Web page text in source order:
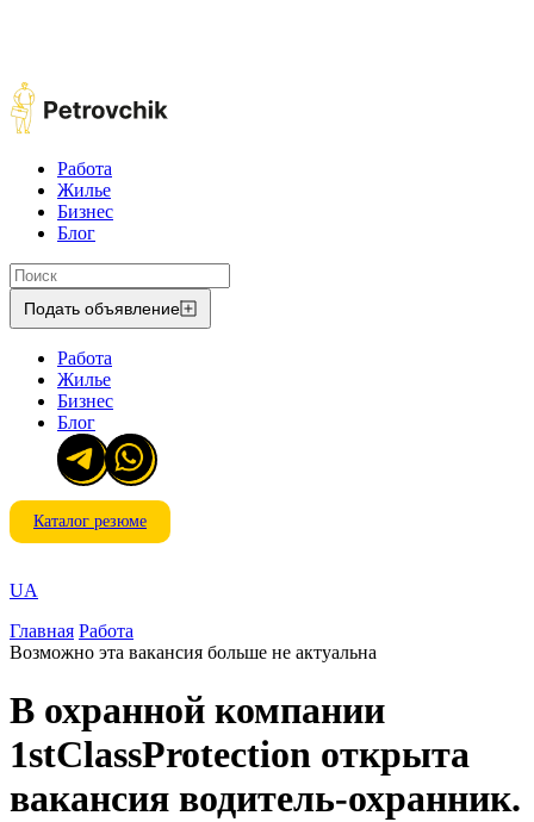
Работа
Жилье
Бизнес
Блог
Подать объявление
Работа
Жилье
Бизнес
Блог
Каталог резюме
UA
Главная Работа
Возможно эта вакансия больше не актуальна
В охранной компании
1stClassProtection открыта
вакансия водитель-охранник.